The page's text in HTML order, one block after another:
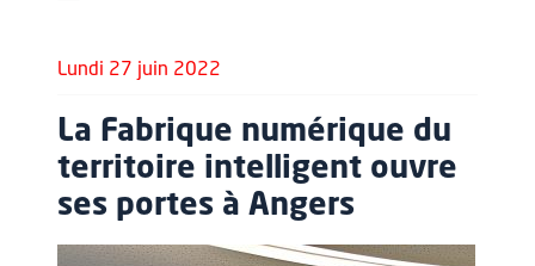
Lundi 27 juin 2022
La Fabrique numérique du
territoire intelligent ouvre
ses portes à Angers